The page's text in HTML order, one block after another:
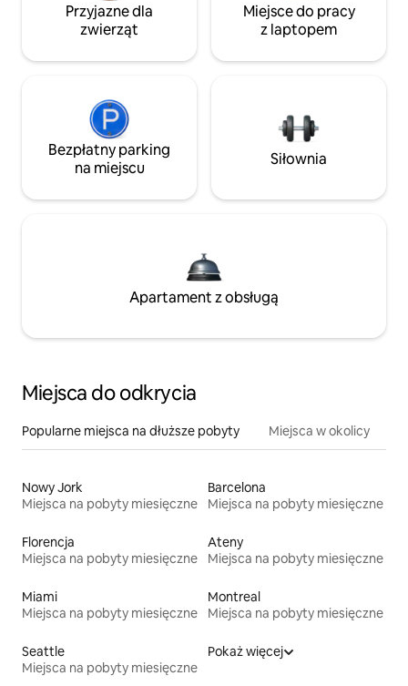
Przyjazne dla
zwierząt
Miejsce do pracy
z laptopem
Bezpłatny parking
na miejscu
Siłownia
Apartament z obsługą
Miejsca do odkrycia
Popularne miejsca na dłuższe pobyty Miejsca w okolicy
Nowy Jork
Miejsca na pobyty miesięczne
Barcelona
Miejsca na pobyty miesięczne
Florencja
Miejsca na pobyty miesięczne
Ateny
Miejsca na pobyty miesięczne
Miami
Miejsca na pobyty miesięczne
Montreal
Miejsca na pobyty miesięczne
Seattle
Miejsca na pobyty miesięczne
Pokaż więcej